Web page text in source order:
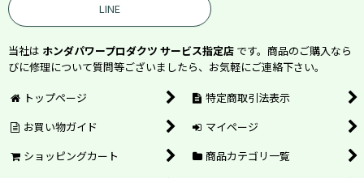
LINE
当社は ホンダパワープロダクツ サービス指定店 です。商品のご購入なら
びに修理について質問等ございましたら、お気軽にご連絡下さい。
トップページ
特定商取引法表示
お買い物ガイド
マイページ
ショッピングカート
商品カテゴリ一覧